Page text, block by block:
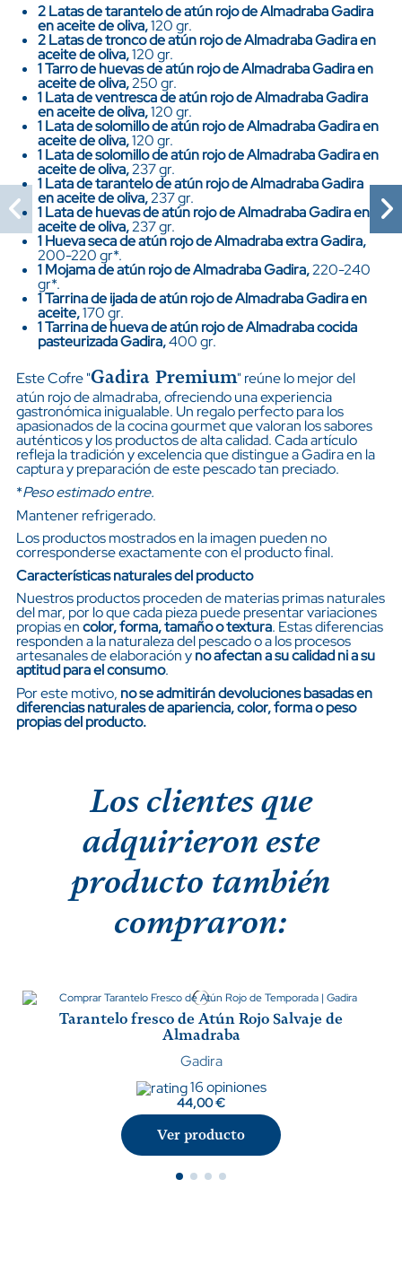
2 Latas de tarantelo de atún rojo de Almadraba Gadira
en aceite de oliva,120 gr.
2 Latas de tronco de atúnrojo de Almadraba Gadira en
aceite de oliva,120 gr.
1 Tarro de huevas de atúnrojo de Almadraba Gadira en
aceite de oliva,250 gr.
1 Lata de ventresca de atúnrojo de Almadraba Gadira
en aceite de oliva,120 gr.
1 Lata de solomillo de atúnrojo de Almadraba Gadira en
aceite de oliva,120 gr.
1 Lata de solomillo de atúnrojo de Almadraba Gadira en
aceite de oliva,237 gr.
1 Lata de tarantelode atúnrojo de Almadraba Gadira
en aceite de oliva,237 gr.
1 Lata de huevas de atúnrojo de Almadraba Gadira en
aceite de oliva,237 gr.
1 Hueva seca de atún rojo de Almadraba extra Gadira,
200-220 gr*.
1 Mojama de atún rojo de Almadraba Gadira,220-240
gr*.
1 Tarrina de ijada de atún rojo de Almadraba Gadira en
aceite,170 gr.
1 Tarrina de hueva de atún rojo de Almadraba cocida
pasteurizada Gadira,400 gr.
Este Cofre "Gadira Premium" reúne lo mejor del
atún rojo de almadraba, ofreciendo una experiencia
gastronómica inigualable. Un regalo perfecto para los
apasionados de la cocina gourmet que valoran los sabores
auténticos y los productos de alta calidad. Cada artículo
refleja la tradición y excelencia que distingue a Gadira en la
captura y preparación de este pescado tan preciado.
*Peso estimado entre.
Mantener refrigerado.
Los productos mostrados en la imagen pueden no
corresponderse exactamente con el producto final.
Características naturales del producto
Nuestros productos proceden de materias primas naturales
del mar, por lo que cada pieza puede presentar variaciones
propias encolor, forma, tamaño o textura. Estas diferencias
responden a la naturaleza del pescado o a los procesos
artesanales de elaboración yno afectan a su calidad ni a su
aptitud para el consumo.
Por este motivo, no se admitirán devoluciones basadas en
diferencias naturales de apariencia, color, forma o peso
propias del producto.
Los clientes que
adquirieron este
producto también
compraron:
Tarantelo fresco de Atún Rojo Salvaje de
Almadraba
Gadira
16 opiniones
44,00 €
Ver producto